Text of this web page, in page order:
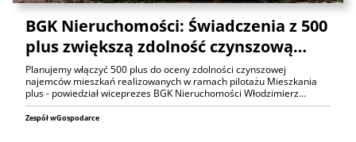
BGK Nieruchomości: Świadczenia z 500
plus zwiększą zdolność czynszową…
Planujemy włączyć 500 plus do oceny zdolności czynszowej
najemców mieszkań realizowanych w ramach pilotażu Mieszkania
plus - powiedział wiceprezes BGK Nieruchomości Włodzimierz…
Zespół wGospodarce